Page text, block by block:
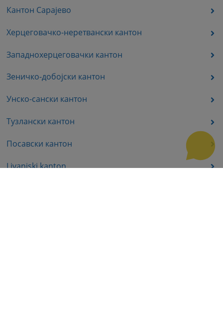
Кантон Сарајево
Херцеговачко-неретвански кантон
Западнохерцеговачки кантон
Зеничко-добојски кантон
Унско-сански кантон
Тузлански кантон
Посавски кантон
Livanjski kanton